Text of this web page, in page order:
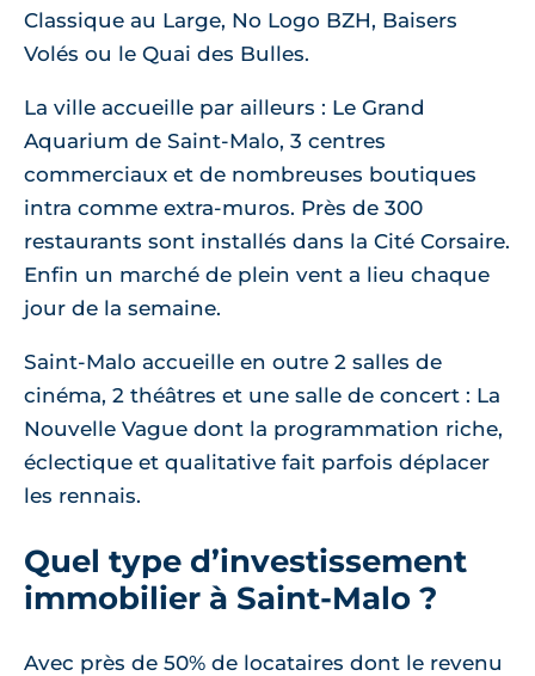
Classique au Large, No Logo BZH, Baisers
Volés ou le Quai des Bulles.
La ville accueille par ailleurs : Le Grand
Aquarium de Saint-Malo, 3 centres
commerciaux et de nombreuses boutiques
intra comme extra-muros. Près de 300
restaurants sont installés dans la Cité Corsaire.
Enfin un marché de plein vent a lieu chaque
jour de la semaine.
Saint-Malo accueille en outre 2 salles de
cinéma, 2 théâtres et une salle de concert : La
Nouvelle Vague dont la programmation riche,
éclectique et qualitative fait parfois déplacer
les rennais.
Quel type d’investissement
immobilier à Saint-Malo ?
Avec près de 50% de locataires dont le revenu